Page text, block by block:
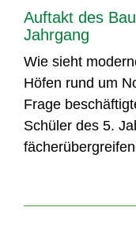
Auftakt des
Jahrgang
Wie sieht
Höfen rund um
Frage
Schüler des 5.